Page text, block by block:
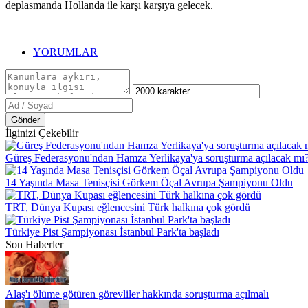
deplasmanda Hollanda ile karşı karşıya gelecek.
YORUMLAR
Gönder
İlginizi Çekebilir
Güreş Federasyonu'ndan Hamza Yerlikaya'ya soruşturma açılacak
14 Yaşında Masa Tenisçisi Görkem Öçal Avrupa Şampiyonu Oldu
TRT, Dünya Kupası eğlencesini Türk halkına çok gördü
Türkiye Pist Şampiyonası İstanbul Park'ta başladı
Son Haberler
Alaş'ı ölüme götüren görevliler hakkında soruşturma açılmalı